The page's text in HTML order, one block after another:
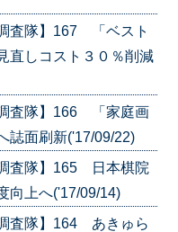
査隊】167 「ベスト
直しコスト３０％削減
査隊】166 「家庭画
誌面刷新('17/09/22)
査隊】165 日本棋院
向上へ('17/09/14)
査隊】164 あきゅら